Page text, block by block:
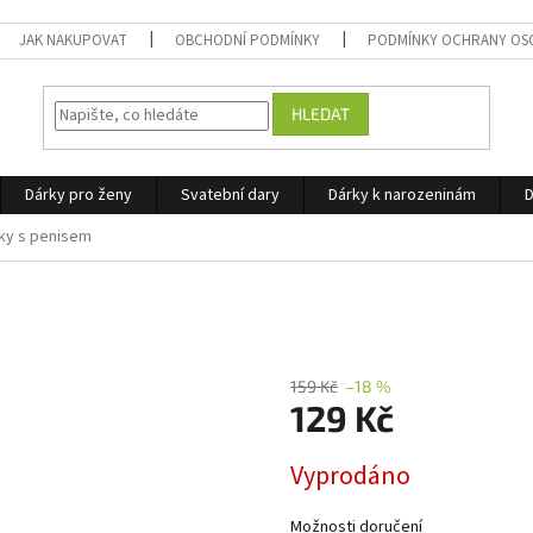
JAK NAKUPOVAT OBCHODNÍ PODMÍNKY PODMÍNKY OCHRANY
HLEDAT
Dárky pro ženy Svatební dary Dárky k narozeninám
s penisem
159 Kč –18 %
129 Kč
cena:
Vyprodáno
Možnosti doručení